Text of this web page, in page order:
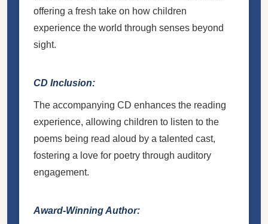
offering a fresh take on how children
experience the world through senses beyond
sight.
CD Inclusion:
The accompanying CD enhances the reading
experience, allowing children to listen to the
poems being read aloud by a talented cast,
fostering a love for poetry through auditory
engagement.
Award-Winning Author: